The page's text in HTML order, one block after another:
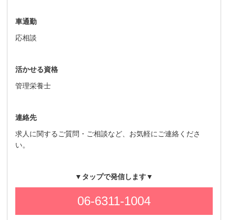
車通勤
応相談
活かせる資格
管理栄養士
連絡先
求人に関するご質問・ご相談など、お気軽にご連絡くださ
い。
▼タップで発信します▼
06-6311-1004